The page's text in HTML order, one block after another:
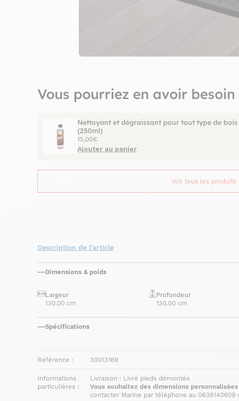
Vous pourriez en avoir besoin
Nettoyant et dégraissant pour tout type de bois
(250ml)
15,00€
Ajouter au panier
Voir tous les produits
Description de l'article
Dimensions & poids
Largeur
130.00 cm
Profondeur
130.00 cm
Spécifications
Référence : 30013169
Informations
particulières :
Livraison : Livré pieds démontés
Vous souhaitez des dimensions personnalisées
contacter Marine par téléphone au